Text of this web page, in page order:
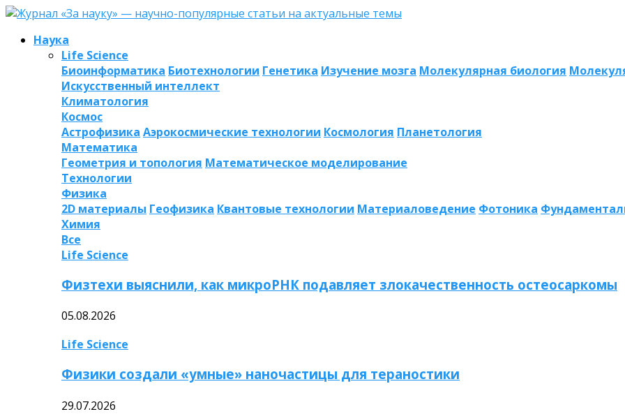
Наука
Life Science
Биоинформатика Биотехнологии Генетика Изучение мозга Молекулярная биология
Искусственный интеллект
Климатология
Космос
Астрофизика Аэрокосмические технологии Космология Планетология
Математика
Геометрия и топология Математическое моделирование
Технологии
Физика
2D материалы Геофизика Квантовые технологии Материаловедение Фотоника
Химия
Все
Life Science
Физтехи выяснили, как микроРНК подавляет злокачественность остеосаркомы
05.08.2026
Life Science
Физики создали «умные» наночастицы для тераностики
29.07.2026